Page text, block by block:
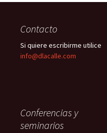
Contacto
Si quiere escribirme utilice
info@dlacalle.com
Conferencias y
seminarios